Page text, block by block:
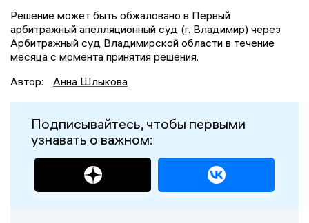
Решение может быть обжаловано в Первый
арбитражный апелляционный суд (г. Владимир) через
Арбитражный суд Владимирской области в течение
месяца с момента принятия решения.
Автор:
Анна Шлыкова
Подписывайтесь, чтобы первыми
узнавать о важном: